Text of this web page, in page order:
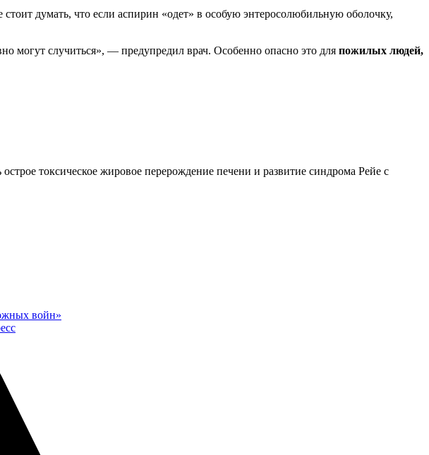
думать, что если аспирин «одет» в особую энтеросолюбильную оболочку,
могут случиться», — предупредил врач. Особенно опасно это для пожилых людей,
токсическое жировое перерождение печени и развитие синдрома Рейе с
войн»